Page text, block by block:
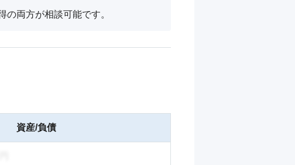
両方が相談可能です。
資産/負債